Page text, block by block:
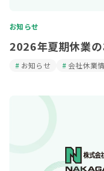
お知らせ
2026年夏期休業
お知らせ 会社休業